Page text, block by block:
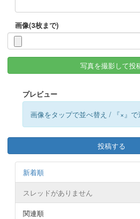
画像(3枚まで)
写真を撮影して投
プレビュー
画像をタップで並べ替え / 『×』で
投稿する
新着順
スレッドがありません
関連順